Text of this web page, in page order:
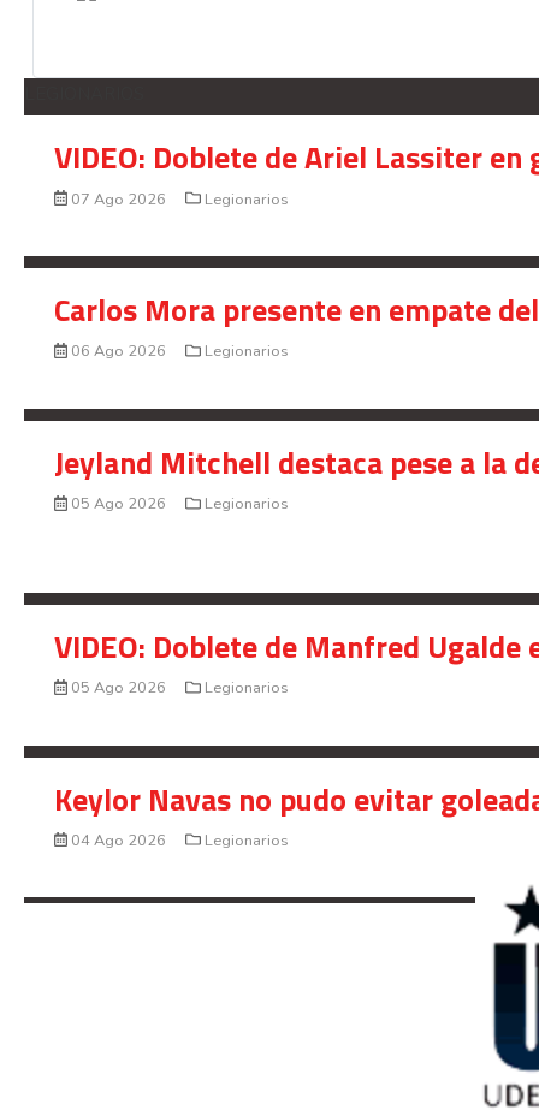
VIDEO: Doblete de Ariel Lassiter
07 Ago 2026 Legionarios
Carlos Mora presente en empate
06 Ago 2026 Legionarios
Jeyland Mitchell destaca pese a la
05 Ago 2026 Legionarios
VIDEO: Doblete de Manfred
05 Ago 2026 Legionarios
Keylor Navas no pudo evitar
04 Ago 2026 Legionarios